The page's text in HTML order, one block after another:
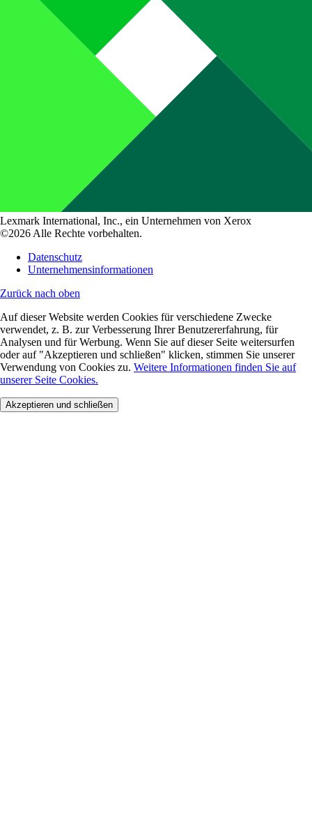
Lexmark International, Inc., ein Unternehmen von Xerox
©2026 Alle Rechte vorbehalten.
Datenschutz
Unternehmensinformationen
Zurück nach oben
Auf dieser Website werden Cookies für verschiedene Zwecke
verwendet, z. B. zur Verbesserung Ihrer Benutzererfahrung, für
Analysen und für Werbung. Wenn Sie auf dieser Seite weitersurfen
oder auf "Akzeptieren und schließen" klicken, stimmen Sie unserer
Verwendung von Cookies zu. Weitere Informationen finden Sie auf
unserer Seite Cookies.
Akzeptieren und schließen